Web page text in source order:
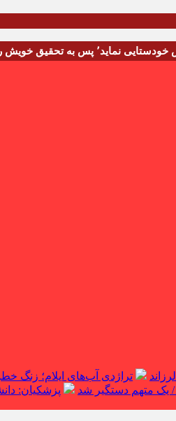
تراژدی آب‌های ایلام؛ زنگ
/ یک متهم دستگیر شد پزشکیان: